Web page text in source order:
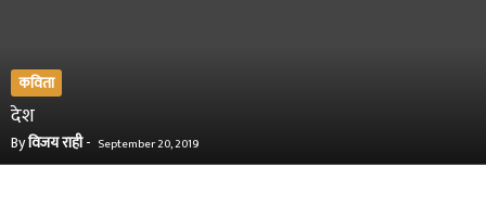
कविता
देश
Byविजय राही- September 20, 2019